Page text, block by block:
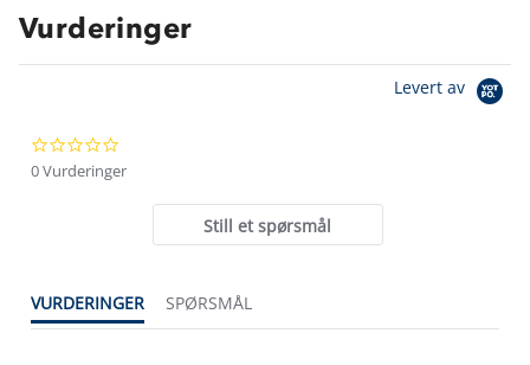
Vurderinger
Levert av
star
0 Vurderinger
Still et spørsmål
VURDERINGER SPØRSMÅL
Kundeservice
Kundeklubb
Klima og miljø
1% til samfunnet
Trelagsprinsippet barn
Alt du trenger til Norgesferien
Gravidklær